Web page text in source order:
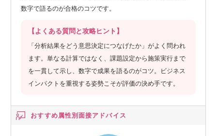
数字で語るのが合格のコツです。
【よくある質問と攻略ヒント】
「分析結果をどう意思決定につなげたか」がよく問われ
ます。単なる計算ではなく、課題設定から施策実行まで
を一貫して示し、数字で成果を語るのがコツ。ビジネス
インパクトを重視する姿勢こそが評価の決め手です。
おすすめ属性別面接アドバイス